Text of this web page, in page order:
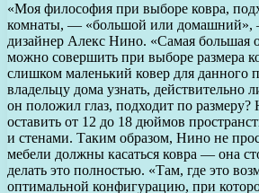
«Моя философия при выборе ковра,
комнаты, — «большой или домашний»,
дизайнер Алекс Нино. «Самая большая
можно совершить при выборе размера
слишком маленький ковер для данного
владельцу дома узнать, действительно
он положил глаз, подходит по размеру?
оставить от 12 до 18 дюймов
и стенами. Таким образом, Нино не
мебели должны касаться ковра — она
делать это полностью. «Там, где это
оптимальной конфигурацию, при